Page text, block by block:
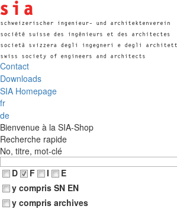
Contact
Downloads
SIA Homepage
fr
de
Bienvenue à la SIA-Shop
Recherche rapide
No, titre, mot-clé
D
F I
E
y compris SN EN
y compris archives